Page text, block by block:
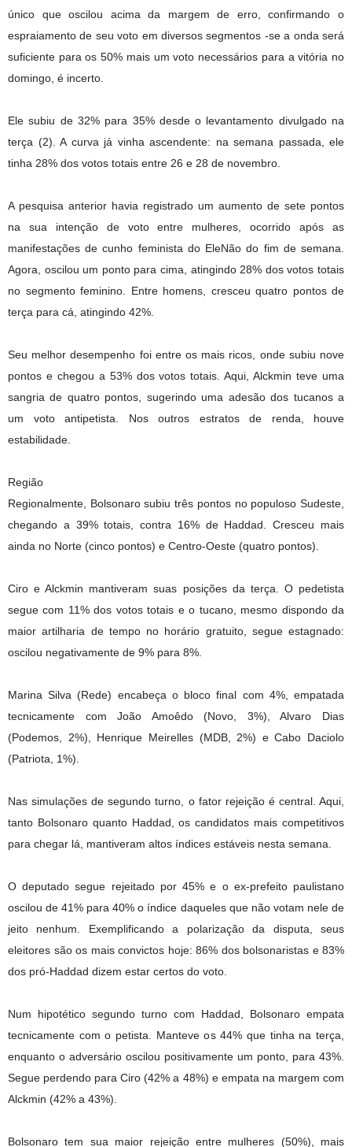
único que oscilou acima da margem de erro, confirmando o
espraiamento de seu voto em diversos segmentos -se a onda será
suficiente para os 50% mais um voto necessários para a vitória no
domingo, é incerto.
Ele subiu de 32% para 35% desde o levantamento divulgado na
terça (2). A curva já vinha ascendente: na semana passada, ele
tinha 28% dos votos totais entre 26 e 28 de novembro.
A pesquisa anterior havia registrado um aumento de sete pontos
na sua intenção de voto entre mulheres, ocorrido após as
manifestações de cunho feminista do EleNão do fim de semana.
Agora, oscilou um ponto para cima, atingindo 28% dos votos totais
no segmento feminino. Entre homens, cresceu quatro pontos de
terça para cá, atingindo 42%.
Seu melhor desempenho foi entre os mais ricos, onde subiu nove
pontos e chegou a 53% dos votos totais. Aqui, Alckmin teve uma
sangria de quatro pontos, sugerindo uma adesão dos tucanos a
um voto antipetista. Nos outros estratos de renda, houve
estabilidade.
Região
Regionalmente, Bolsonaro subiu três pontos no populoso Sudeste,
chegando a 39% totais, contra 16% de Haddad. Cresceu mais
ainda no Norte (cinco pontos) e Centro-Oeste (quatro pontos).
Ciro e Alckmin mantiveram suas posições da terça. O pedetista
segue com 11% dos votos totais e o tucano, mesmo dispondo da
maior artilharia de tempo no horário gratuito, segue estagnado:
oscilou negativamente de 9% para 8%.
Marina Silva (Rede) encabeça o bloco final com 4%, empatada
tecnicamente com João Amoêdo (Novo, 3%), Alvaro Dias
(Podemos, 2%), Henrique Meirelles (MDB, 2%) e Cabo Daciolo
(Patriota, 1%).
Nas simulações de segundo turno, o fator rejeição é central. Aqui,
tanto Bolsonaro quanto Haddad, os candidatos mais competitivos
para chegar lá, mantiveram altos índices estáveis nesta semana.
O deputado segue rejeitado por 45% e o ex-prefeito paulistano
oscilou de 41% para 40% o índice daqueles que não votam nele de
jeito nenhum. Exemplificando a polarização da disputa, seus
eleitores são os mais convictos hoje: 86% dos bolsonaristas e 83%
dos pró-Haddad dizem estar certos do voto.
Num hipotético segundo turno com Haddad, Bolsonaro empata
tecnicamente com o petista. Manteve os 44% que tinha na terça,
enquanto o adversário oscilou positivamente um ponto, para 43%.
Segue perdendo para Ciro (42% a 48%) e empata na margem com
Alckmin (42% a 43%).
Bolsonaro tem sua maior rejeição entre mulheres (50%), mais